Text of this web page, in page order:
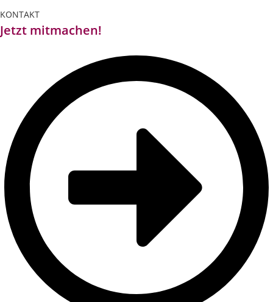
KONTAKT
Jetzt mitmachen!